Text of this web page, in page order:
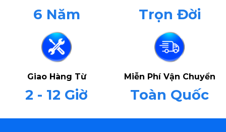
6 Năm Trọn Đời
Giao Hàng Từ
2 - 12 Giờ
Miễn Phí Vận Chuyển
Toàn Quốc